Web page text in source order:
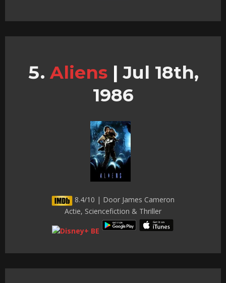
Aliens | Jul 18th,
1986
8.4/10 | Door James Cameron
Actie, Sciencefiction & Thriller